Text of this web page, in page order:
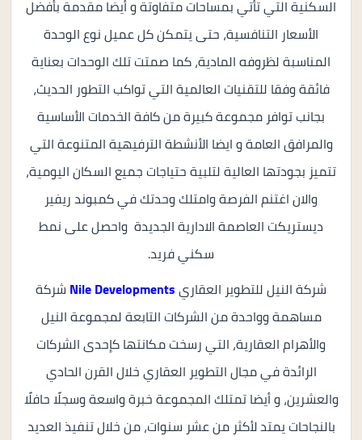
السكنية التي تأتي بمساحات متفاوتة و أيضا مقدمة بأفضل
الأسعار التنافسية، حتى يتمكن كل عميل نوع الوحدة
المناسبة لظروفه المادية، كما صمتت تلك الوحدات بعناية
فائقة وفقا للتقنيات العالمية التي تواكب التطور الحديث،
بجانب توافر مجموعة كبيرة من كافة الخدمات الأساسية
والمرافق العامة و ايضا الأنشطة الترفيهية المتنوعة التي
تتميز بجودتها العالية لتلبية حتياجات جميع السكان اليومية،
والان اغتنم الفرصة وامتلك وحدتك في كمبوند ريفير
ديستريكت العاصمة الادارية الجديدة واحصل على نمط
سكني فريد.
شركة النيل للتطوير العقاريNile Developments شركة
مساهمة وواحدة من الشركات التابعة لمجموعة النيل
والأهرام العقارية، التي رسخت مكانتها كإحدى الشركات
الرائدة في مجال التطوير العقاري خلال القرن الحادي
والعشرين، و أيضا تمتلك المجموعة خبرة واسعة وسجلًا حافلًا
بالنجاحات يمتد لأكثر من عشر سنوات، من خلال تنفيذ العديد